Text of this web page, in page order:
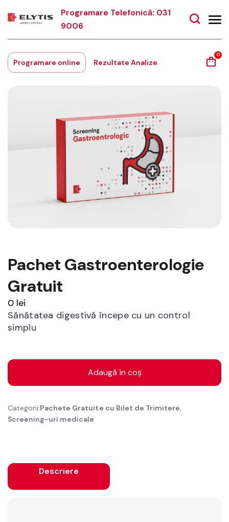
Programare Telefonică: 031
9006
Programare online Rezultate Analize
0
Pachet Gastroenterologie
Gratuit
0 lei
Sănătatea digestivă începe cu un control
simplu
Cantitate
Gastroenterologie
Gratuit
Adaugă în coș
Categorii:Pachete Gratuite cu Bilet de Trimitere,
Screening-uri medicale
Descriere